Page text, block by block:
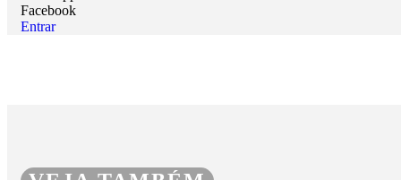
Facebook
Entrar